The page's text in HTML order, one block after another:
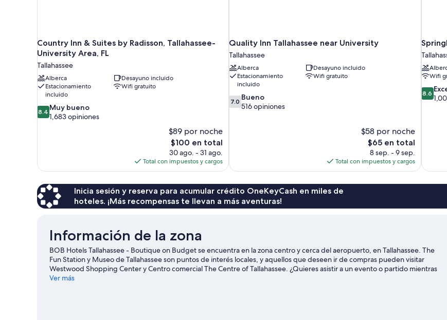
Country Inn & Suites by Radisson, Tallahassee-
University Area, FL
Tallahassee
Alberca
Desayuno incluido
Estacionamiento
incluido
Wifi gratuito
8.4
de
8.4 Muy bueno
1,683 opiniones
$89 por noche
El
precio
actual
es
$100
$100 en total
30 ago. - 31 ago.
Total con impuestos y cargos
Quality Inn Tallahassee near University
Tallahassee
Alberca
Desayuno incluido
Estacionamiento
incluido
Wifi gratuito
7.0
de
7.0 Bueno
516 opiniones
$58 por noche
El
precio
actual
es
$65 en total
8 sep. - 9 sep.
Total con impuestos y cargos
Wifi
8.6
de
8.6
Inicia sesión y reserva para acumular crédito OneKeyCash en miles de
hoteles. ¡Más recompensas te llevan a más aventuras!
Información de la zona
BOB Hotels Tallahassee - Boutique on Budget se encuentra en la zona centro y cerca del aeropuerto, en Tallahassee. The
Fun Station y Museo de Tallahassee son puntos de interés locales, y aquellos que deseen ir de compras pueden visitar
Westwood Shopping Center y Centro comercial The Centre of Tallahassee. ¿Quieres asistir a un evento o partido mientras
estás en la ciudad? Consulta el calendario de Bobby Bowden Field at Doak Campbell Stadium o Pista de atletismo Mike
Ver más